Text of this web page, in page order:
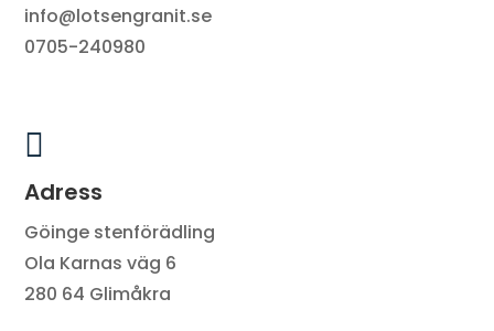
info@lotsengranit.se
0705-240980

Adress
Göinge stenförädling
Ola Karnas väg 6
280 64 Glimåkra